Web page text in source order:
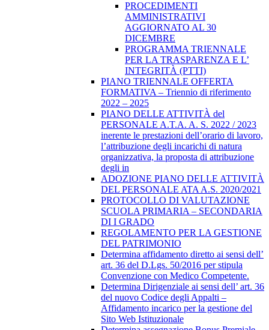
PROCEDIMENTI
AMMINISTRATIVI
AGGIORNATO AL 30
DICEMBRE
PROGRAMMA TRIENNALE
PER LA TRASPARENZA E L’
INTEGRITÀ (PTTI)
PIANO TRIENNALE OFFERTA
FORMATIVA – Triennio di riferimento
2022 – 2025
PIANO DELLE ATTIVITÀ del
PERSONALE A.T.A. A. S. 2022 / 2023
inerente le prestazioni dell’orario di lavoro,
l’attribuzione degli incarichi di natura
organizzativa, la proposta di attribuzione
degli in
ADOZIONE PIANO DELLE ATTIVITÀ
DEL PERSONALE ATA A.S. 2020/2021
PROTOCOLLO DI VALUTAZIONE
SCUOLA PRIMARIA – SECONDARIA
DI I GRADO
REGOLAMENTO PER LA GESTIONE
DEL PATRIMONIO
Determina affidamento diretto ai sensi dell’
art. 36 del D.Lgs. 50/2016 per stipula
Convenzione con Medico Competente.
Determina Dirigenziale ai sensi dell’ art. 36
del nuovo Codice degli Appalti –
Affidamento incarico per la gestione del
Sito Web Istituzionale